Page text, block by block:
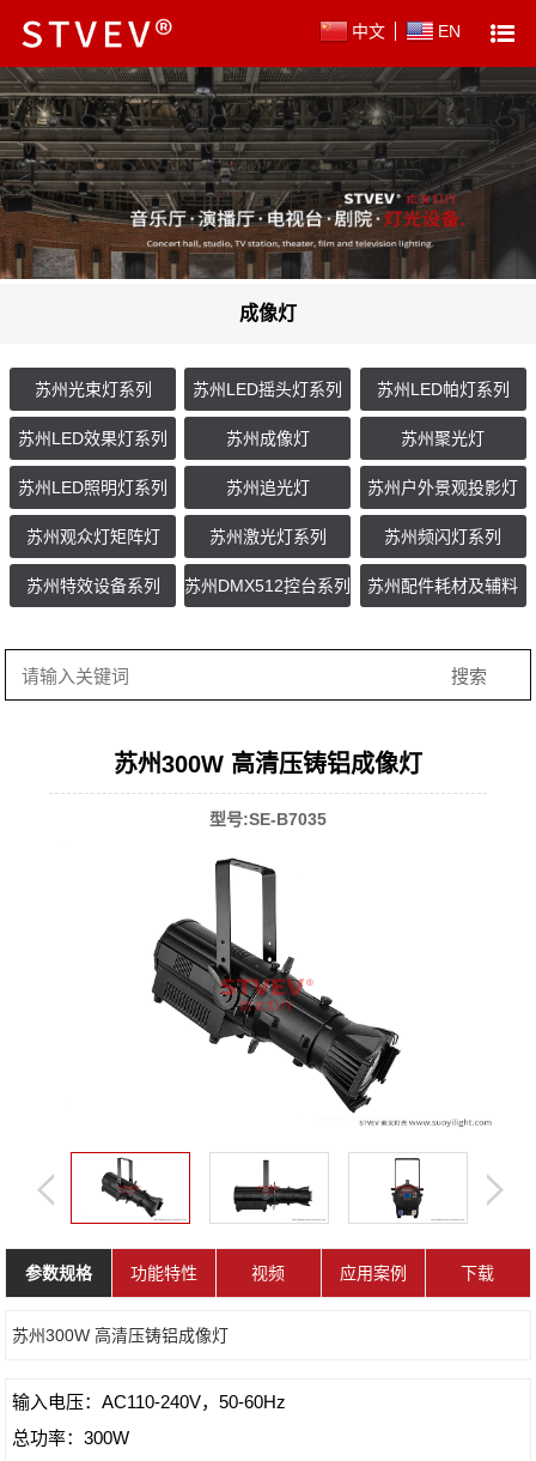
中文 EN
成像灯
苏州光束灯系列 苏州LED摇头灯系列 苏州LED帕灯系列
苏州LED效果灯系列 苏州成像灯 苏州聚光灯
苏州LED照明灯系列 苏州追光灯 苏州户外景观投影灯
苏州观众灯矩阵灯 苏州激光灯系列 苏州频闪灯系列
苏州特效设备系列 苏州DMX512控台系列 苏州配件耗材及辅料
苏州300W 高清压铸铝成像灯
型号:SE-B7035
参数规格 功能特性 视频 应用案例 下载
苏州300W 高清压铸铝成像灯
输入电压：AC110-240V，50-60Hz
总功率：300W